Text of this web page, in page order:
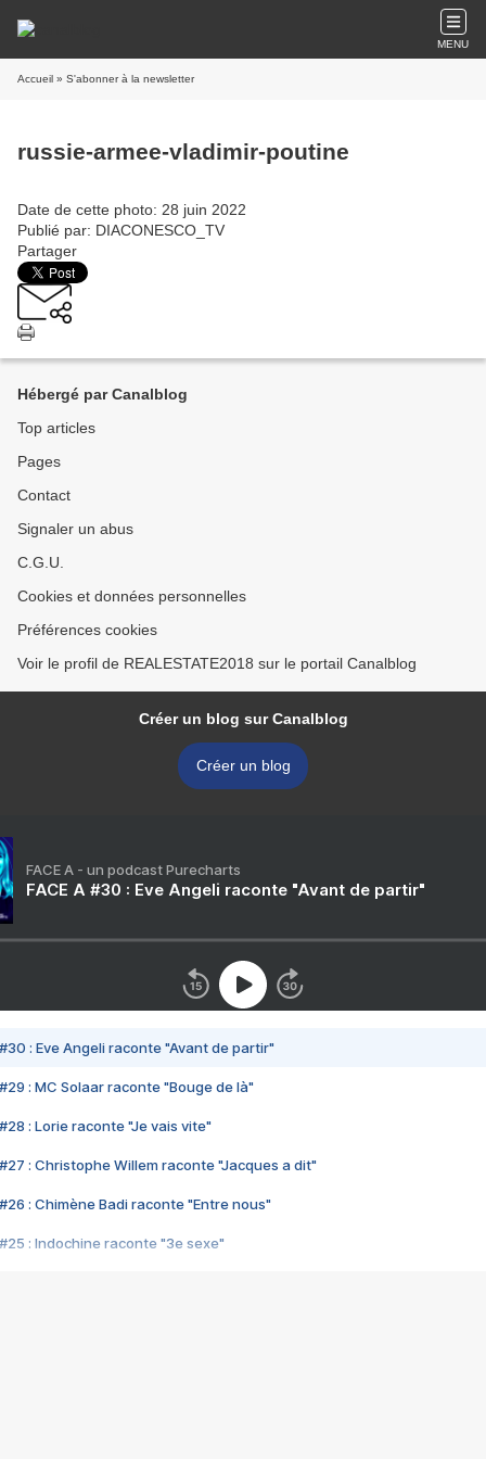
MENU
Accueil » S'abonner à la newsletter
russie-armee-vladimir-poutine
Date de cette photo: 28 juin 2022
Publié par: DIACONESCO_TV
Partager
Hébergé par Canalblog
Top articles
Pages
Contact
Signaler un abus
C.G.U.
Cookies et données personnelles
Préférences cookies
Voir le profil de REALESTATE2018 sur le portail Canalblog
Créer un blog sur Canalblog
Créer un blog
FACE A - un podcast Purecharts
FACE A #30 : Eve Angeli raconte "Avant de partir"
#30 : Eve Angeli raconte "Avant de partir"
#29 : MC Solaar raconte "Bouge de là"
#28 : Lorie raconte "Je vais vite"
#27 : Christophe Willem raconte "Jacques a dit"
#26 : Chimène Badi raconte "Entre nous"
#25 : Indochine raconte "3e sexe"